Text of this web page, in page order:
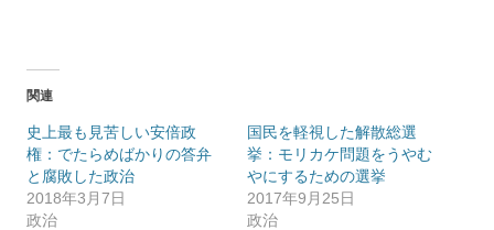
み
中…
関連
史上最も見苦しい安倍政
権：でたらめばかりの答弁
と腐敗した政治
2018年3月7日
政治
国民を軽視した解散総選
挙：モリカケ問題をうやむ
やにするための選挙
2017年9月25日
政治